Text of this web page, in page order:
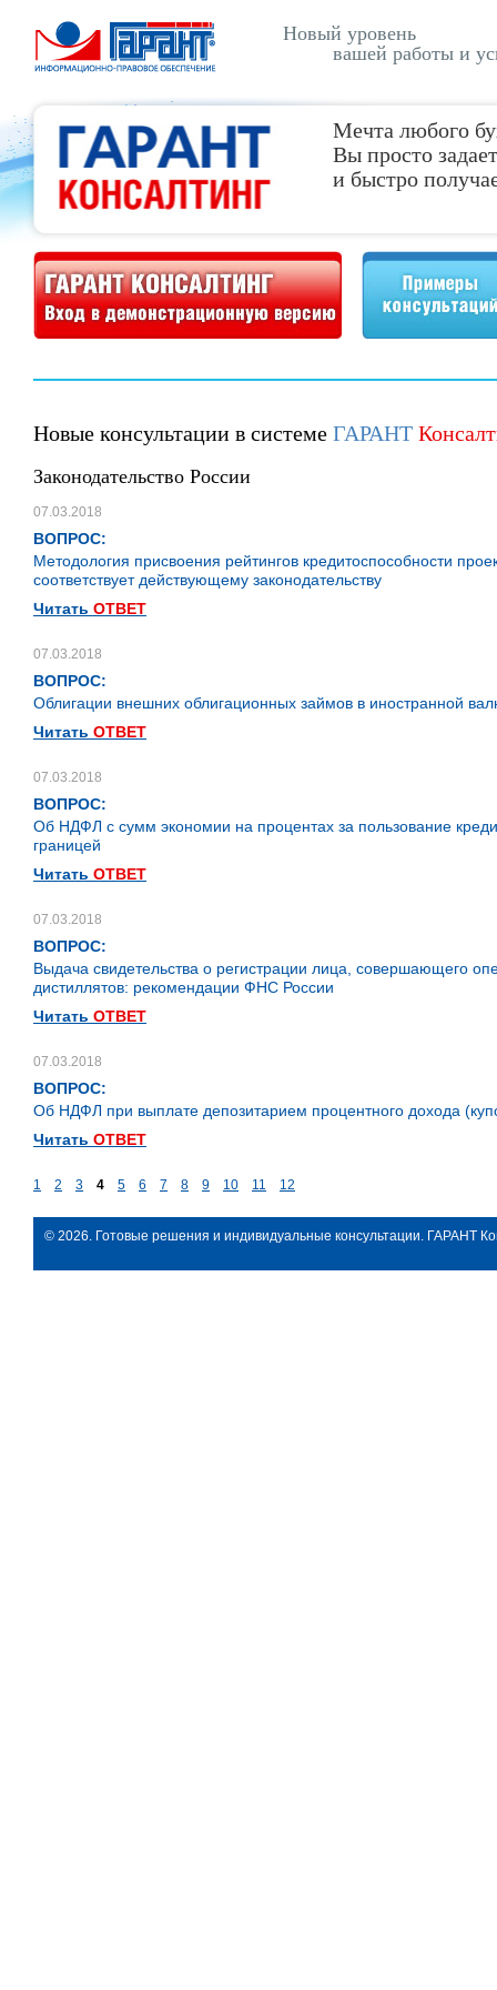
Новый уровень
вашей работы и
Мечта любого
Вы просто
и быстро
Демонстрационная версия ГАРАНТ Консалтинг Примеры консультаций
Новые консультации в системеГАРАНТ
Законодательство России
07.03.2018
ВОПРОС:
Методология присвоения рейтингов кредитоспособности
соответствует действующему законодательству
Читать ОТВЕТ
07.03.2018
ВОПРОС:
Облигации внешних облигационных займов в иностранной
Читать ОТВЕТ
07.03.2018
ВОПРОС:
Об НДФЛ с сумм экономии на процентах за пользование
границей
Читать ОТВЕТ
07.03.2018
ВОПРОС:
Выдача свидетельства о регистрации лица, совершающего
дистиллятов: рекомендации ФНС России
Читать ОТВЕТ
07.03.2018
ВОПРОС:
Об НДФЛ при выплате депозитарием процентного дохода
Читать ОТВЕТ
1 2 3 4 5 6 7 8 9 10 11 12
© 2026. Готовые решения и индивидуальные консультации. ГАРАНТ